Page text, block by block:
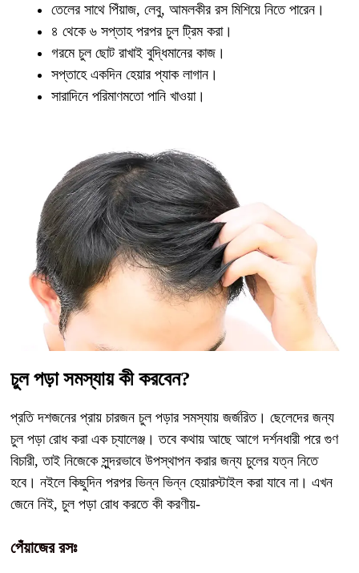
তেলের সাথে পিঁয়াজ, লেবু, আমলকীর রস মিশিয়ে নিতে পারেন।
৪ থেকে ৬ সপ্তাহ পরপর চুল ট্রিম করা।
গরমে চুল ছোট রাখাই বুদ্ধিমানের কাজ।
সপ্তাহে একদিন হেয়ার প্যাক লাগান।
সারাদিনে পরিমাণমতো পানি খাওয়া।
চুল পড়া সমস্যায় কী করবেন?
প্রতি দশজনের প্রায় চারজন চুল পড়ার সমস্যায় জর্জরিত। ছেলেদের জন্য
চুল পড়া রোধ করা এক চ্যালেঞ্জ। তবে কথায় আছে আগে দর্শনধারী পরে গুণ
বিচারী, তাই নিজেকে সুন্দরভাবে উপস্থাপন করার জন্য চুলের যত্ন নিতে
হবে। নইলে কিছুদিন পরপর ভিন্ন ভিন্ন হেয়ারস্টাইল করা যাবে না। এখন
জেনে নিই, চুল পড়া রোধ করতে কী করণীয়-
পেঁয়াজের রসঃ